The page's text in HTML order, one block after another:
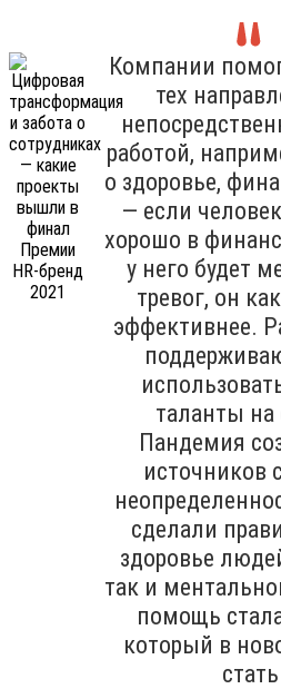
Компании
тех
работой,
о здоровье,
— если
хорошо в
у него будет
тревог, он
эффективнее.
таланты на
Пандемия
источников
сделали
здоровье
так и
помощь
который в